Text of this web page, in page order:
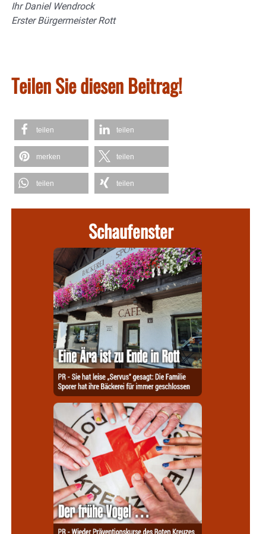
Ihr Daniel Wendrock
Erster Bürgermeister Rott
Teilen Sie diesen Beitrag!
teilen teilen
merken teilen
teilen teilen
Schaufenster